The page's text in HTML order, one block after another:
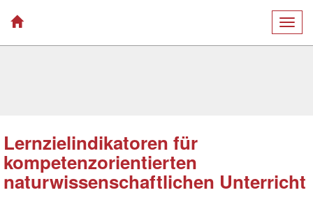
Lernzielindikatoren für
kompetenzorientierten
naturwissenschaftlichen Unterricht